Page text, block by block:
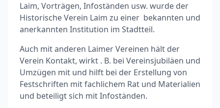
Laim, Vorträgen, Infoständen usw. wurde der
Historische Verein Laim zu einer bekannten und
anerkannten Institution im Stadtteil.
Auch mit anderen Laimer Vereinen hält der
Verein Kontakt, wirkt . B. bei Vereinsjubiläen und
Umzügen mit und hilft bei der Erstellung von
Festschriften mit fachlichem Rat und Materialien
und beteiligt sich mit Infoständen.